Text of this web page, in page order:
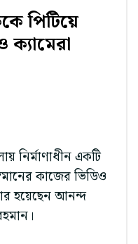
পিটিয়ে
ক্যামেরা
নির্মাণাধীন একটি
কাজের ভিডিও
হয়েছেন আনন্দ